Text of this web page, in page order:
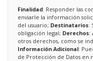
Finalidad: Responder las
enviarle la información
del usuario; Destinatarios:
obligación legal; Derechos:
otros derechos, como se
Información Adicional:
de Protección de Datos en